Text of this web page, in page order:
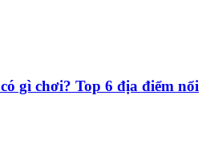
gì chơi? Top 6 địa điểm nổi